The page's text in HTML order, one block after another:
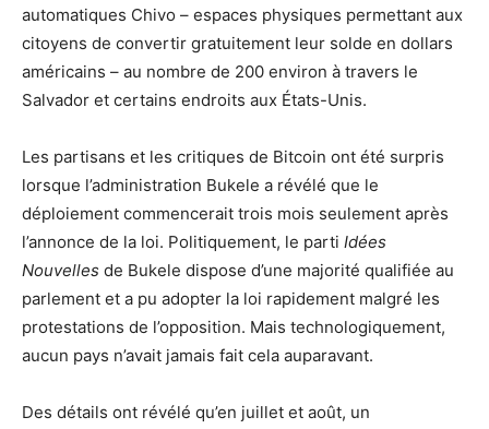
automatiques Chivo – espaces physiques permettant aux
citoyens de convertir gratuitement leur solde en dollars
américains – au nombre de 200 environ à travers le
Salvador et certains endroits aux États-Unis.
Les partisans et les critiques de Bitcoin ont été surpris
lorsque l’administration Bukele a révélé que le
déploiement commencerait trois mois seulement après
l’annonce de la loi. Politiquement, le parti Idées
Nouvelles de Bukele dispose d’une majorité qualifiée au
parlement et a pu adopter la loi rapidement malgré les
protestations de l’opposition. Mais technologiquement,
aucun pays n’avait jamais fait cela auparavant.
Des détails ont révélé qu’en juillet et août, un